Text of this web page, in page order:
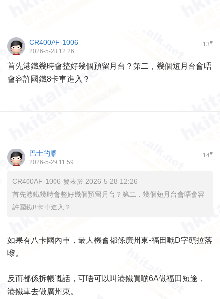
13#
CR400AF-1006
2026-5-28 12:26
首先港鐵幾時會整好幾個預留月台？第二，幾個短月台會唔
會容許國鐵8卡車進入？
14#
巴士的膠
2026-5-29 11:59
CR400AF-1006 發表於 2026-5-28 12:26
首先港鐵幾時會整好幾個預留月台？第二，幾個短月台會唔會容
許國鐵8卡車進入？ ...
如果有八卡國內車，最大機會都係廣州東-福田嘅D字頭拉落
嚟。
反而都係拆帳嘅話，可唔可以叫港鐵買啲6A做福田短途，
港鐵車去做廣州東。